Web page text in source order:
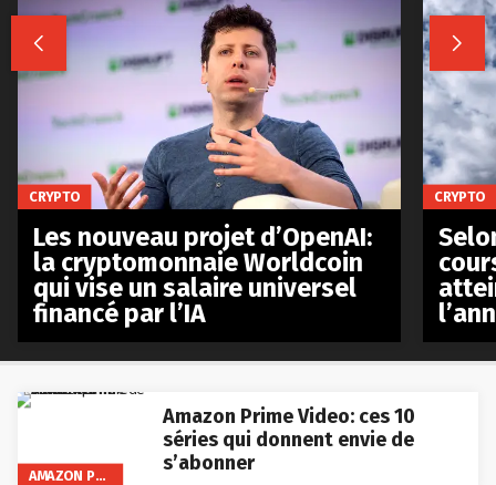
AMAZON PRIME VIDEO
Amazon Prime Video: ces 10
séries qui donnent envie de
s’abonner
 
CRYPTO
Les nouveau projet d’OpenAI:
la cryptomonnaie Worldcoin
qui vise un salaire universel
financé par l’IA
CRYPTO